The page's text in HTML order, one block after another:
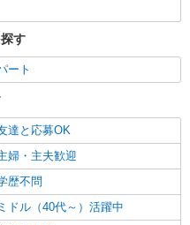
す
ート
達と応募OK
婦・主夫歓迎
歴不問
ミドル（40代～）活躍中